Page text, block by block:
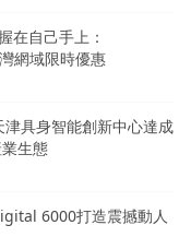
在自己手上：
網域限時優惠
具身智能創新中心達成
生態
6000打造震撼動人